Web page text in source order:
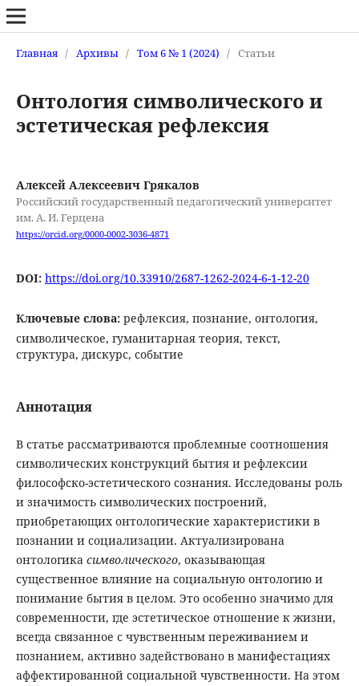
Главная / Архивы / Том 6 № 1 (2024) / Статьи
Онтология символического и
эстетическая рефлексия
Алексей Алексеевич Грякалов
Российский государственный педагогический университет
им. А. И. Герцена
https://orcid.org/0000-0002-3036-4871
DOI: https://doi.org/10.33910/2687-1262-2024-6-1-12-20
Ключевые слова: рефлексия, познание, онтология,
символическое, гуманитарная теория, текст,
структура, дискурс, событие
Аннотация
В статье рассматриваются проблемные соотношения
символических конструкций бытия и рефлексии
философско-эстетического сознания. Исследованы роль
и значимость символических построений,
приобретающих онтологические характеристики в
познании и социализации. Актуализирована
онтологика символического, оказывающая
существенное влияние на социальную онтологию и
понимание бытия в целом. Это особенно значимо для
современности, где эстетическое отношение к жизни,
всегда связанное с чувственным переживанием и
познанием, активно задействовано в манифестациях
аффектированной социальной чувственности. На этом